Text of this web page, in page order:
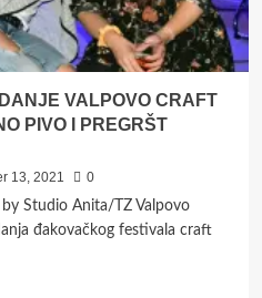
VALPOVO CRAFT
PIVO I PREGRŠT
13, 2021
0
Studio Anita/TZ Valpovo
đakovačkog festivala craft